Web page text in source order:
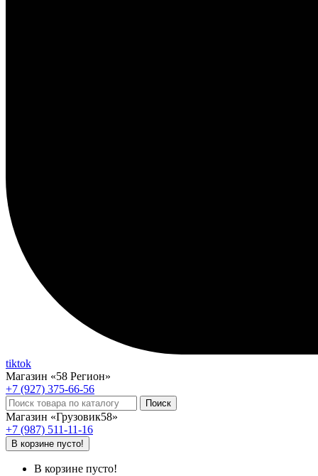
tiktok
Магазин «58 Регион»
+7 (927) 375-66-56
Магазин «Грузовик58»
+7 (987) 511-11-16
В корзине пусто!
В корзине пусто!